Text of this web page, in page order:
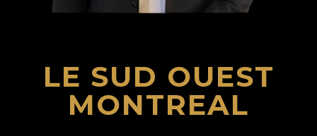
LE SUD OUEST
MONTREAL